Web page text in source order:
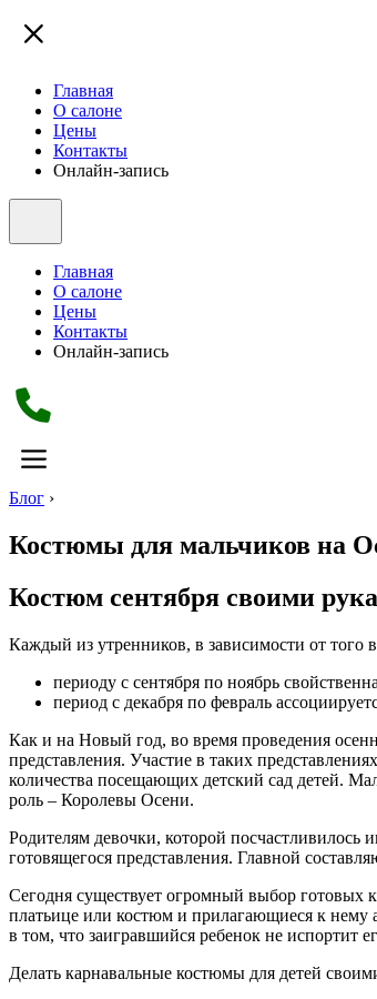
Главная
О салоне
Цены
Контакты
Онлайн-запись
Главная
О салоне
Цены
Контакты
Онлайн-запись
Блог ›
Костюмы для мальчиков на
Костюм сентября своими
Каждый из утренников, в зависимости от того
периоду с сентября по ноябрь
период с декабря по февраль
Как и на Новый год, во время проведения
представления. Участие в таких
количества посещающих детский сад детей.
роль – Королевы Осени.
Родителям девочки, которой посчастливилось
готовящегося представления. Главной
Сегодня существует огромный выбор готовых
платьице или костюм и прилагающиеся к нему
в том, что заигравшийся ребенок не испортит
Делать карнавальные костюмы для детей